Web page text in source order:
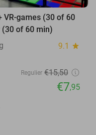
VR-games (30 of 60
of 60 min)
9.1 star
Regulier €15,50
€7,95